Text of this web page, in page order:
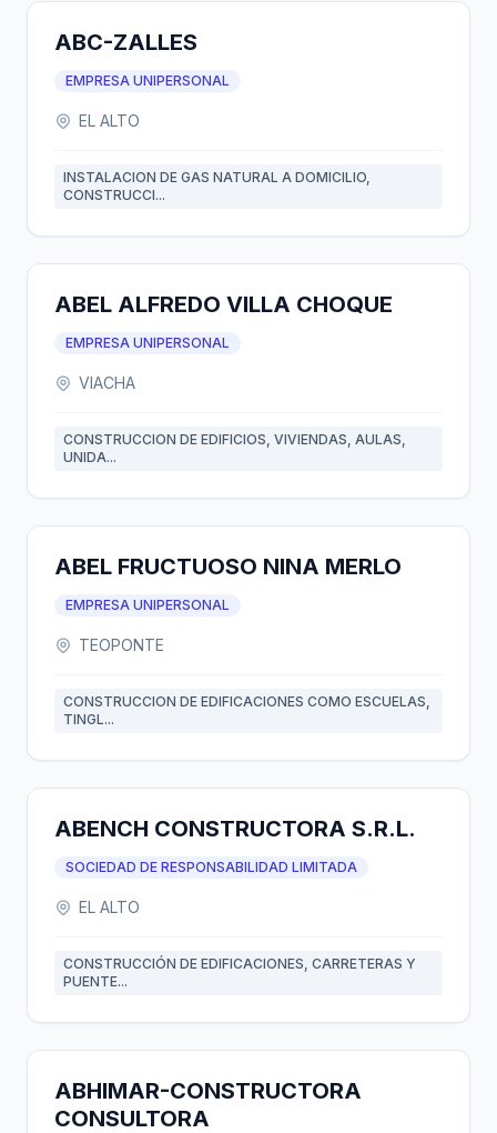
ABC-ZALLES
EMPRESA UNIPERSONAL
EL ALTO
INSTALACION DE GAS NATURAL A DOMICILIO,
CONSTRUCCI...
ABEL ALFREDO VILLA CHOQUE
EMPRESA UNIPERSONAL
VIACHA
CONSTRUCCION DE EDIFICIOS, VIVIENDAS, AULAS,
UNIDA...
ABEL FRUCTUOSO NINA MERLO
EMPRESA UNIPERSONAL
TEOPONTE
CONSTRUCCION DE EDIFICACIONES COMO ESCUELAS,
TINGL...
ABENCH CONSTRUCTORA S.R.L.
SOCIEDAD DE RESPONSABILIDAD LIMITADA
EL ALTO
CONSTRUCCIÓN DE EDIFICACIONES, CARRETERAS Y
PUENTE...
ABHIMAR-CONSTRUCTORA
CONSULTORA